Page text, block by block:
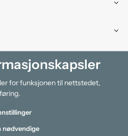
for funksjonen til nettstedet,
nødvendige